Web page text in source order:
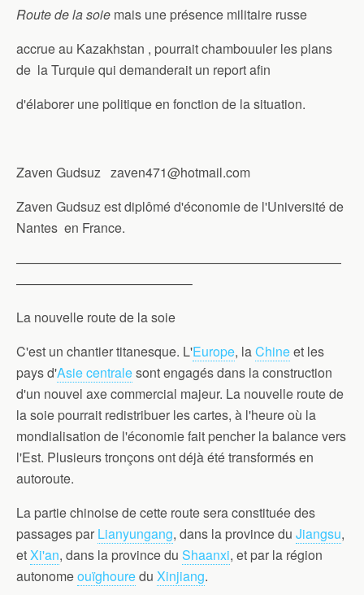
Route de la soie mais une présence militaire russe
accrue au Kazakhstan , pourrait chambouuler les plans
de la Turquie qui demanderait un report afin
d'élaborer une politique en fonction de la situation.
Zaven Gudsuz zaven471@hotmail.com
Zaven Gudsuz est diplômé d'économie de l'Université de
Nantes en France.
—————————————————————————
—————————————–
La nouvelle route de la soie
C'est un chantier titanesque. L'Europe, laChineet les
pays d'Asie centralesont engagés dans la construction
d'un nouvel axe commercial majeur. La nouvelle route de
la soie pourrait redistribuer les cartes, à l'heure où la
mondialisation de l'économie fait pencher la balance vers
l'Est. Plusieurs tronçons ont déjà été transformés en
autoroute.
La partie chinoise de cette route sera constituée des
passages par Lianyungang, dans la province du Jiangsu,
etXi'an, dans la province du Shaanxi, et par la région
autonomeouïghouredu Xinjiang.